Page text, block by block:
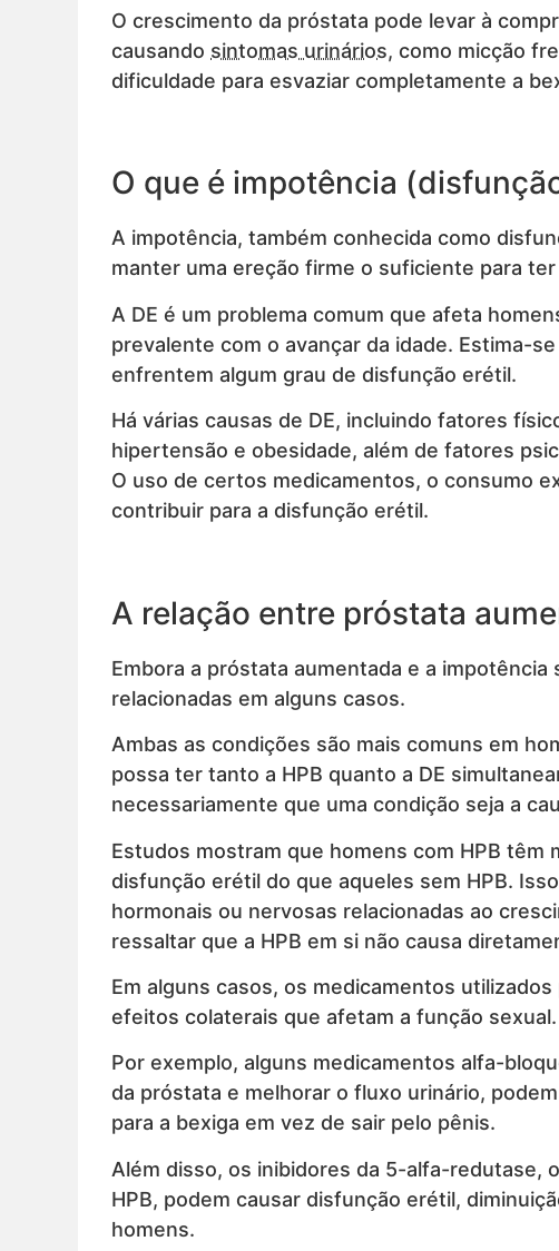
O crescimento da próstata pode levar à
causando sintomas urinários, como micção
dificuldade para esvaziar completamente a
O que é impotência
A impotência, também conhecida como
manter uma ereção firme o suficiente para
A DE é um problema comum que afeta
prevalente com o avançar da idade. Estima-
enfrentem algum grau de disfunção erétil.
Há várias causas de DE, incluindo fatores
hipertensão e obesidade, além de fatores
O uso de certos medicamentos, o consumo
contribuir para a disfunção erétil.
A relação entre próstata
Embora a próstata aumentada e a
relacionadas em alguns casos.
Ambas as condições são mais comuns em
possa ter tanto a HPB quanto a DE
necessariamente que uma condição seja a
Estudos mostram que homens com HPB
disfunção erétil do que aqueles sem HPB.
hormonais ou nervosas relacionadas ao
ressaltar que a HPB em si não causa
Em alguns casos, os medicamentos
efeitos colaterais que afetam a função sexual.
Por exemplo, alguns medicamentos alfa-
da próstata e melhorar o fluxo urinário,
para a bexiga em vez de sair pelo pênis.
Além disso, os inibidores da 5-alfa-redutase,
HPB, podem causar disfunção erétil,
homens.